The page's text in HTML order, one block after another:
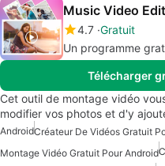
Music Video
4.7 Gratuit
Un programme
Télécharger
Cet outil de montage vidéo
modifier vos photos et d'y
Android
Montage Vidéo Gratuit Pour Android